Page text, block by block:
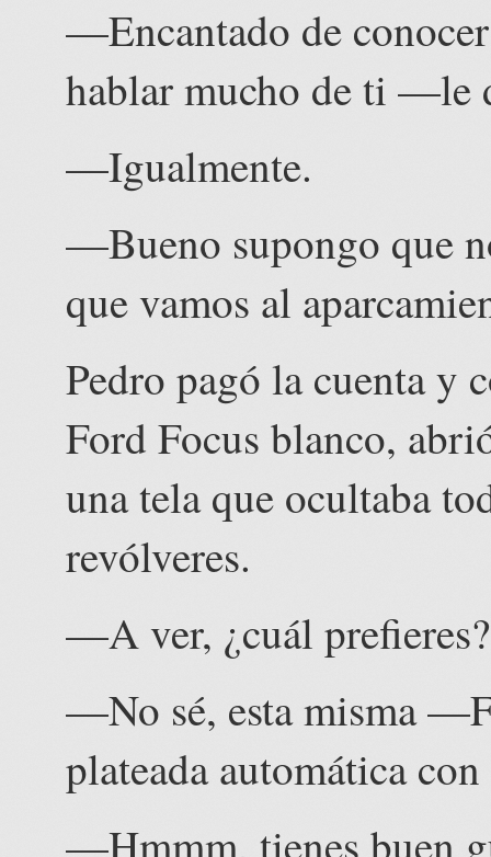
—Encantado de
hablar mucho de ti —le
—Igualmente.
—Bueno supongo que
que vamos al
Pedro pagó la cuenta y
Ford Focus blanco,
una tela que ocultaba
revólveres.
—A ver, ¿cuál prefieres?
—No sé, esta misma
plateada automática
—Hmmm, tienes buen